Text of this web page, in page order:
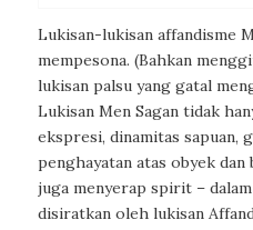
Lukisan-lukisan affandisme
mempesona. (Bahkan
lukisan palsu yang gatal
Lukisan Men Sagan tidak
ekspresi, dinamitas sapuan,
penghayatan atas obyek
juga menyerap spirit –
disiratkan oleh lukisan